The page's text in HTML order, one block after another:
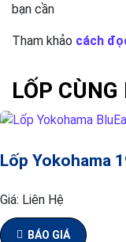
bạn cần
Tham khảo cách
LỐP CÙNG
Lốp Yokohama
Giá: Liên Hệ
BÁO GIÁ